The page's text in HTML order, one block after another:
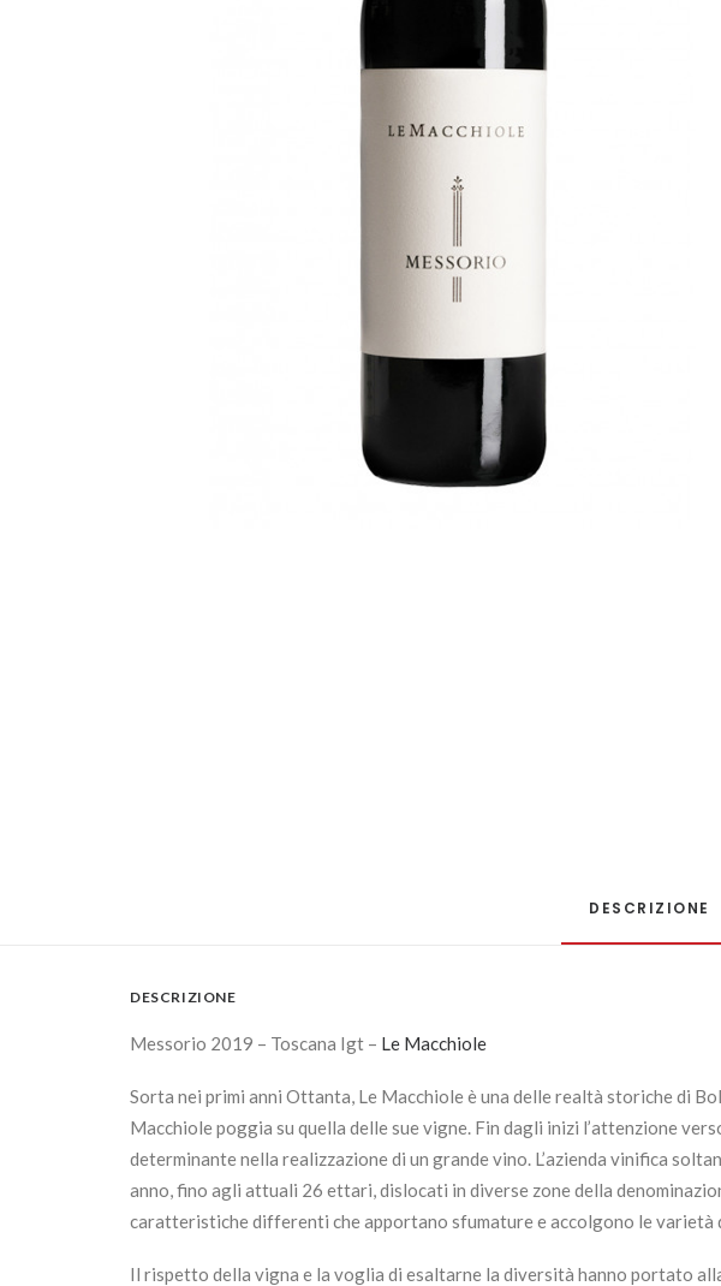
DESCRIZIONE
DESCRIZIONE
Messorio 2019 – Toscana Igt – Le Macchiole
Sorta nei primi anni Ottanta, Le Macchiole è una delle realtà storiche di
Macchiole poggia su quella delle sue vigne. Fin dagli inizi l’attenzione
determinante nella realizzazione di un grande vino. L’azienda vinifica
anno, fino agli attuali 26 ettari, dislocati in diverse zone della
caratteristiche differenti che apportano sfumature e accolgono le
Il rispetto della vigna e la voglia di esaltarne la diversità hanno portato